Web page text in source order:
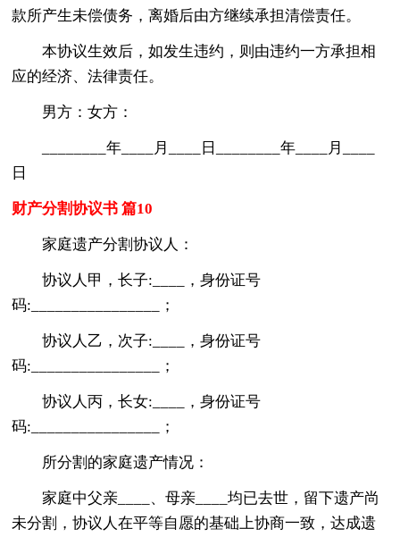
款所产生未偿债务，离婚后由方继续承担清偿责任。
本协议生效后，如发生违约，则由违约一方承担相
应的经济、法律责任。
男方：女方：
________年____月____日________年____月____
日
财产分割协议书 篇10
家庭遗产分割协议人：
协议人甲，长子:____，身份证号
码:________________；
协议人乙，次子:____，身份证号
码:________________；
协议人丙，长女:____，身份证号
码:________________；
所分割的家庭遗产情况：
家庭中父亲____、母亲____均已去世，留下遗产尚
未分割，协议人在平等自愿的基础上协商一致，达成遗